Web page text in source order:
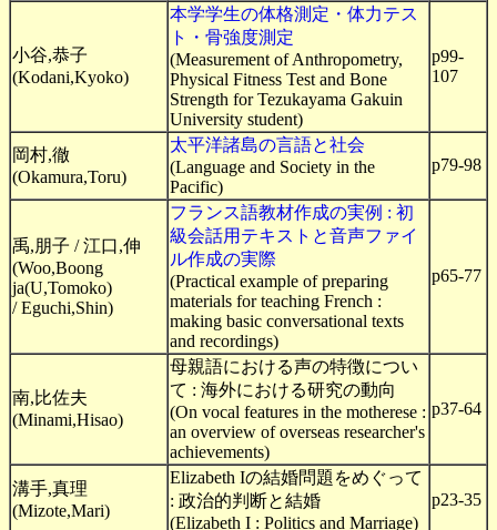
小谷,恭子
(Kodani,Kyoko)
本学学生の体格測定・体力テス
ト・骨強度測定
(Measurement of Anthropometry,
Physical Fitness Test and Bone
Strength for Tezukayama Gakuin
University student)
p99-
107
岡村,徹
(Okamura,Toru)
太平洋諸島の言語と社会
(Language and Society in the
Pacific)
p79-98
禹,朋子 / 江口,伸
(Woo,Boong
ja(U,Tomoko)
/ Eguchi,Shin)
フランス語教材作成の実例 : 初
級会話用テキストと音声ファイ
ル作成の実際
(Practical example of preparing
materials for teaching French :
making basic conversational texts
and recordings)
p65-77
南,比佐夫
(Minami,Hisao)
母親語における声の特徴につい
て : 海外における研究の動向
(On vocal features in the motherese :
an overview of overseas researcher's
achievements)
p37-64
溝手,真理
(Mizote,Mari)
Elizabeth Iの結婚問題をめぐって
: 政治的判断と結婚
(Elizabeth I : Politics and Marriage)
p23-35